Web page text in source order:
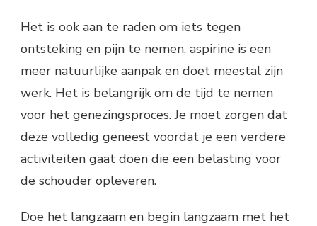
Het is ook aan te raden om iets tegen
ontsteking en pijn te nemen, aspirine is een
meer natuurlijke aanpak en doet meestal zijn
werk. Het is belangrijk om de tijd te nemen
voor het genezingsproces. Je moet zorgen dat
deze volledig geneest voordat je een verdere
activiteiten gaat doen die een belasting voor
de schouder opleveren.
Doe het langzaam en begin langzaam met het